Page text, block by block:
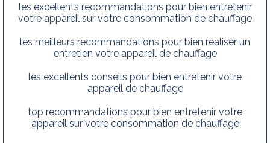
les excellents recommandations pour bien entretenir
votre appareil sur votre consommation de chauffage
les meilleurs recommandations pour bien réaliser un
entretien votre appareil de chauffage
les excellents conseils pour bien entretenir votre
appareil de chauffage
top recommandations pour bien entretenir votre
appareil sur votre consommation de chauffage